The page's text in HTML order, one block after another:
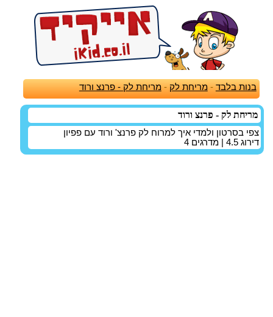
בנות בלבד -מריחת לק -מריחת לק - פרנצ ורוד
מריחת לק - פרנצ ורוד
צפי בסרטון ולמדי איך למרוח לק פרנצ' ורוד עם פפיון
דירוג 4.5 | מדרגים 4